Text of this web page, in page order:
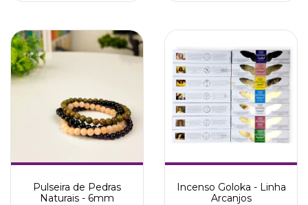
Pulseira de Pedras
Naturais - 6mm
Incenso Goloka - Linha
Arcanjos